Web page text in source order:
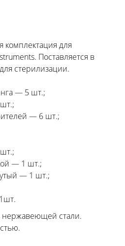
комплектация для
Поставляется в
стерилизации.
— 5 шт.;
— 6 шт.;
— 1 шт.;
— 1 шт.;
стали.